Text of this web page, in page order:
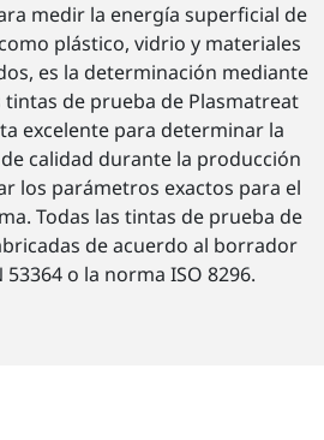
medir la energía superficial de
plástico, vidrio y materiales
es la determinación mediante
de prueba de Plasmatreat
excelente para determinar la
calidad durante la producción
los parámetros exactos para el
Todas las tintas de prueba de
de acuerdo al borrador
o la norma ISO 8296.